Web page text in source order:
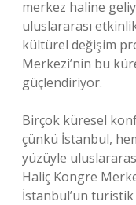
merkez haline
uluslararası
kültürel değişim
Merkezi’nin bu
güçlendiriyor.
Birçok küresel
çünkü İstanbul,
yüzüyle
Haliç Kongre
İstanbul’un turistik